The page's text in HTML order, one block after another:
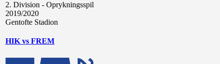
2. Division - Oprykningsspil
2019/2020
Gentofte Stadion
HIK vs FREM